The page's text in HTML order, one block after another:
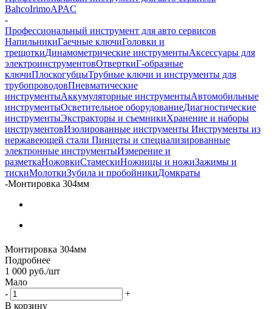
BahcoIrimoAPAC
-
Профессиональный инструмент для авто сервисов
НапильникиГаечные ключиГоловки и
трещоткиДинамометрические инструментыАксессуары для
электроинструментовОтверткиГ-образные
ключиПлоскогубцыТрубные ключи и инструменты для
трубопроводовПневматические
инструментыАккумуляторные инструментыАвтомобильные
инструментыОсветительное оборудованиеДиагностические
инструментыЭкстракторы и съемникиХранение и наборы
инструментовИзолированные инструменты Инструменты из
нержавеющей стали Пинцеты и специализированные
электронные инструментыИзмерение и
разметкаНожовкиСтамескиНожницы и ножиЗажимы и
тискиМолоткиЗубила и пробойникиДомкраты
-Монтировка 304мм
Монтировка 304мм
Подробнее
1 000 руб./шт
Мало
-
+
В корзину